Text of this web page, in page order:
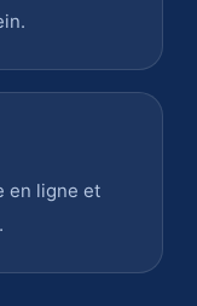
en ligne et